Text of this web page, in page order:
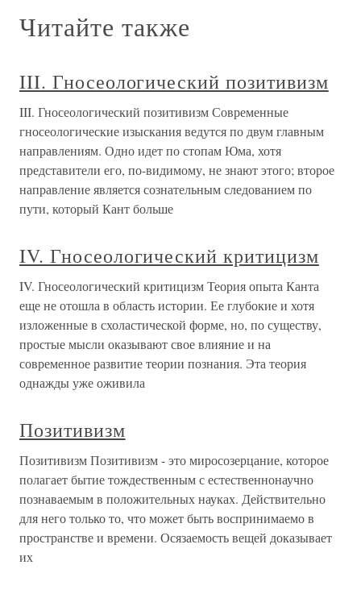
Читайте также
III. Гносеологический позитивизм
III. Гносеологический позитивизм Современные
гносеологические изыскания ведутся по двум главным
направлениям. Одно идет по стопам Юма, хотя
представители его, по-видимому, не знают этого; второе
направление является сознательным следованием по
пути, который Кант больше
IV. Гносеологический критицизм
IV. Гносеологический критицизм Теория опыта Канта
еще не отошла в область истории. Ее глубокие и хотя
изложенные в схоластической форме, но, по существу,
простые мысли оказывают свое влияние и на
современное развитие теории познания. Эта теория
однажды уже оживила
Позитивизм
Позитивизм Позитивизм - это миросозерцание, которое
полагает бытие тождественным с естественнонаучно
познаваемым в положительных науках. Действительно
для него только то, что может быть воспринимаемо в
пространстве и времени. Осязаемость вещей доказывает
их